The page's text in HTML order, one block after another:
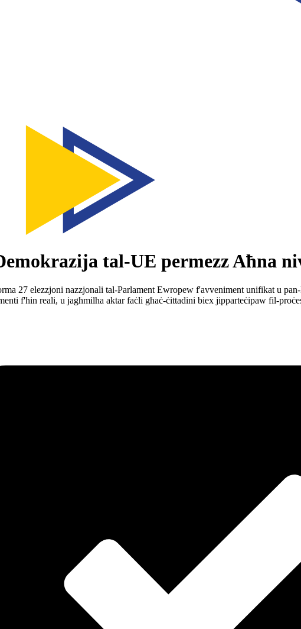
tal-UE permezzAħna
27 elezzjoni nazzjonali tal-Parlament Ewropew f'avveniment unifikat u
f'ħin reali, u jagħmilha aktar faċli għaċ-ċittadini biex jipparteċipaw fil-